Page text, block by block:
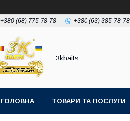
+380 (68) 775-78-78 +380 (63) 385-78-78
3kbaits
ГОЛОВНА ТОВАРИ ТА ПОСЛУГИ